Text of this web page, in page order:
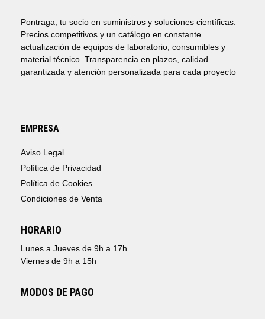
Pontraga, tu socio en suministros y soluciones científicas.
Precios competitivos y un catálogo en constante
actualización de equipos de laboratorio, consumibles y
material técnico. Transparencia en plazos, calidad
garantizada y atención personalizada para cada proyecto
EMPRESA
Aviso Legal
Política de Privacidad
Política de Cookies
Condiciones de Venta
HORARIO
Lunes a Jueves de 9h a 17h
Viernes de 9h a 15h
MODOS DE PAGO